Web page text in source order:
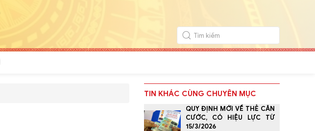
TIN KHÁC CÙNG CHUYÊN MỤC
QUY ĐỊNH MỚI VỀ THẺ CĂN
CƯỚC, CÓ HIỆU LỰC TỪ
15/3/2026